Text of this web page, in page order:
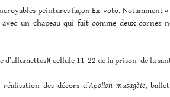
peintures façon Ex-voto. Notamment
un chapeau qui fait comme deux cornes
d’allumettes)( cellule 11-22 de la prison de la
des décors d’Apollon musagète,